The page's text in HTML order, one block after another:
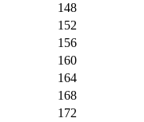
148
152
156
160
164
168
172